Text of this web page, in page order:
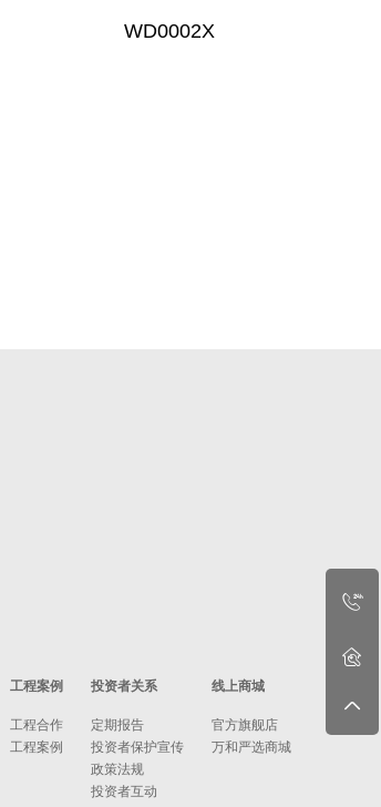
WD0002X
工程案例
工程合作
工程案例
投资者关系
定期报告
投资者保护宣传
政策法规
投资者互动
线上商城
官方旗舰店
万和严选商城